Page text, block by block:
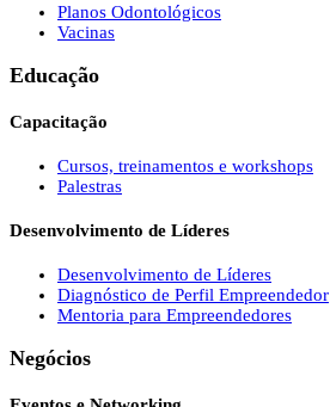
Planos Odontológicos
Vacinas
Educação
Capacitação
Cursos, treinamentos e workshops
Palestras
Desenvolvimento de Líderes
Desenvolvimento de Líderes
Diagnóstico de Perfil Empreendedor
Mentoria para Empreendedores
Negócios